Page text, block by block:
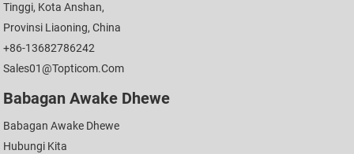
Tinggi, Kota Anshan,
Provinsi Liaoning, China
+86-13682786242
Sales01@topticom.com
Babagan Awake Dhewe
Babagan Awake Dhewe
Hubungi Kita